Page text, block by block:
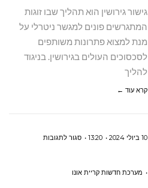
גישור גירושין הוא תהליך שבו זוגות
המתגרשים פונים למגשר ניטרלי על
מנת למצוא פתרונות משותפים
לסכסוכים העולים בגירושין. בניגוד
להליך
קרא עוד ←
10 ביולי 2024 13:20 סגור לתגובותעל
מערכת חדשות קריית אונו